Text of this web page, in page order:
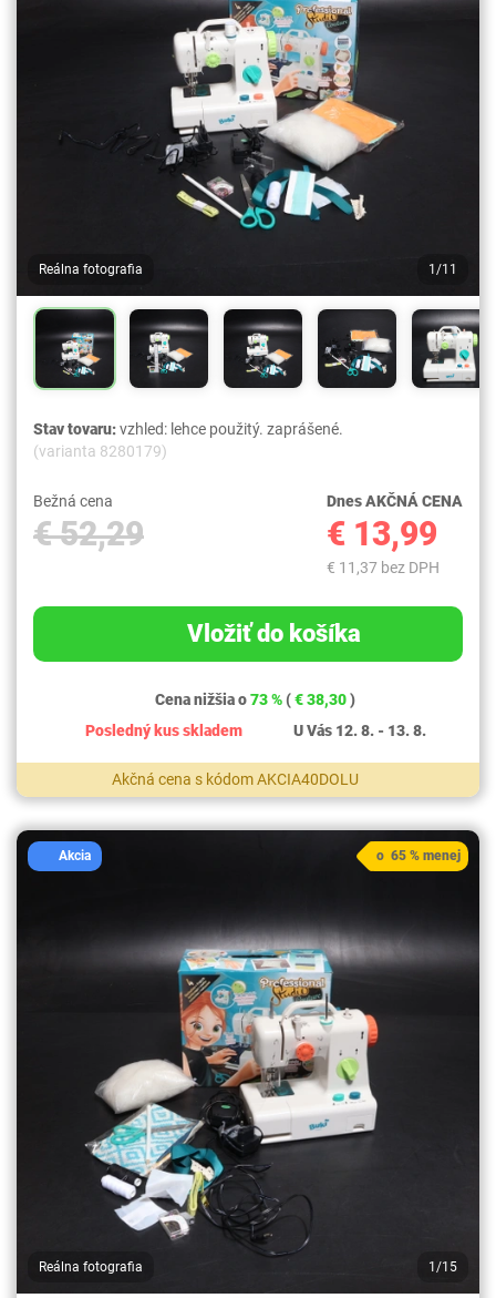
Reálna fotografia 1/11
Stav tovaru:vzhled: lehce použitý. zaprášené.
(varianta 8280179)
Bežná cena
€ 52,29
Dnes AKČNÁ CENA
€ 13,99
€ 11,37 bez DPH
Vložiť do košíka
Cena nižšia o73 % (€ 38,30)
Posledný kus skladem
U Vás 12. 8. - 13. 8.
Akčná cena s kódom AKCIA40DOLU
Akcia
Reálna fotografia 1/15
o 65 % menej